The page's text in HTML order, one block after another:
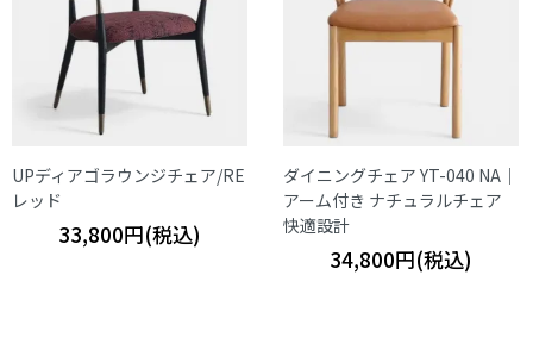
UPディアゴラウンジチェア/RE
レッド
33,800円(税込)
ダイニングチェア YT-040 NA｜
アーム付き ナチュラルチェア
快適設計
34,800円(税込)